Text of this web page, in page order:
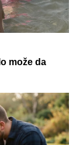
može da